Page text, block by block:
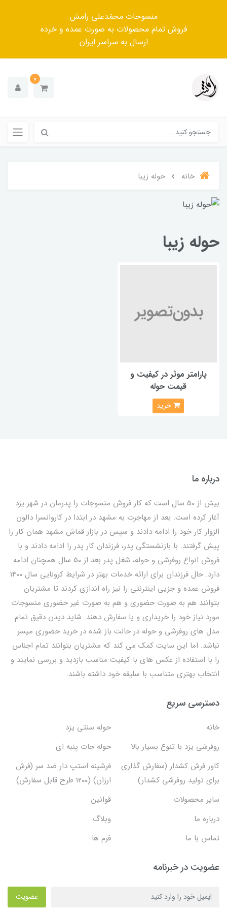
منسوجات محمّدعلی رامش
فروش تمام محصولات به صورت عمده و خرده
ارسال به سراسر ایران
0
خانه حوله زیبا
حوله زیبا
پارامتر موثر در کیفیت و
قیمت حوله
خرید
درباره ما
بیش از 50 سال است که کار فروش منسوجات را پدرمان در شهر یزد
آغاز کرده است. بعد از مهاجرت به مشهد در ابتدا در کاروانسرا دالون
الزوار کار خود را ادامه دادند و سپس در بازار قماش مشهد همان کار را
پیش گرفتند. با بازنشستگی پدر، فرزندان کار پدر را ادامه دادند و با
فروش انواع روفرشی و حوله، شغل پدر بعد از 50 سال همچنان ادامه
دارد. حال فرزندان برای ارائه خدمات بهتر در شرایط کرونایی سال 1400
فروش عمده و جزیی اینترنتی را نیز راه اندازی کردند تا مشتریان
بتوانند هم به صورت حضوری و هم به صورت غیر حضوری منسوجات
مورد نیاز خود را خریداری و یا سفارش دهند. شاید دیدن دقیق تمام
مدل های روفرشی و حوله در حالت باز شده در خرید حضوری میسر
نباشد. اما این سایت کمک می کند که مشتریان بتوانند تمام اجناس
را با استفاده از عکس های با کیفیت مناسب بازدید و بررسی نمایند و
انتخاب بهتری متناسب با سلیقه خود داشته باشند.
دسترسی سریع
خانه
حوله سنتی یزد
روفرشی یزد با تنوع بسیار بالا
حوله جات پنبه ای
کاور فرش کشدار (سفارش گذاری
برای تولید روفرشی کشدار)
فرشینه استپ دار ضد سر (فرش
ارزان) (۱۲۰۰ طرح قابل سفارش)
سایر محصولات
قوانین
درباره ما
وبلاگ
تماس با ما
فرم ها
عضویت در خبرنامه
عضویت